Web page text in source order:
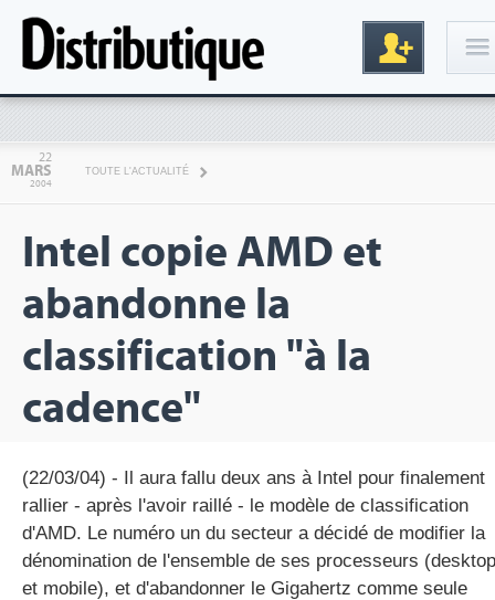
Inscription
22
MARS
2004
TOUTE L'ACTUALITÉ
Intel copie AMD et
abandonne la
classification "à la
cadence"
(22/03/04) - Il aura fallu deux ans à Intel pour finalement
rallier - après l'avoir raillé - le modèle de classification
d'AMD. Le numéro un du secteur a décidé de modifier la
dénomination de l'ensemble de ses processeurs (desktop
et mobile), et d'abandonner le Gigahertz comme seule